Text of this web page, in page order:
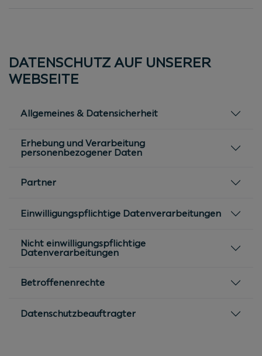
DATENSCHUTZ AUF UNSERER
WEBSEITE
Allgemeines & Datensicherheit
Erhebung und Verarbeitung
personenbezogener Daten
Partner
Einwilligungspflichtige Datenverarbeitungen
Nicht einwilligungspflichtige
Datenverarbeitungen
Betroffenenrechte
Datenschutzbeauftragter